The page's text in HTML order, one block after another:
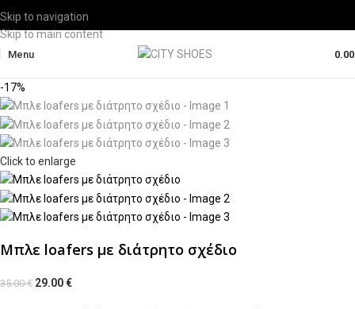
Skip to navigation
Skip to main content
Menu
-17%
Click to enlarge
Μπλε loafers με διάτρητο σχέδιο
35.00€ 29.00€